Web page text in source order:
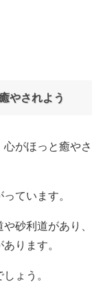
やされよう
がほっと癒やさ
ています。
砂利道があり、
ります。
ょう。